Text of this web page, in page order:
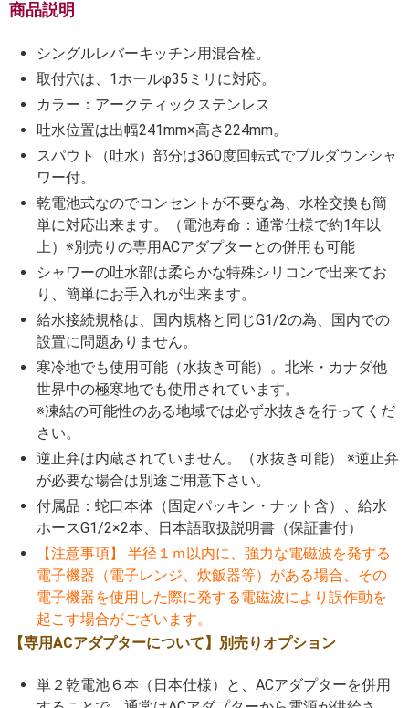
商品説明
シングルレバーキッチン用混合栓。
取付穴は、1ホールφ35ミリに対応。
カラー：アークティックステンレス
吐水位置は出幅241mm×高さ224mm。
スパウト（吐水）部分は360度回転式でプルダウンシャ
ワー付。
乾電池式なのでコンセントが不要な為、水栓交換も簡
単に対応出来ます。（電池寿命：通常仕様で約1年以
上）※別売りの専用ACアダプターとの併用も可能
シャワーの吐水部は柔らかな特殊シリコンで出来てお
り、簡単にお手入れが出来ます。
給水接続規格は、国内規格と同じG1/2の為、国内での
設置に問題ありません。
寒冷地でも使用可能（水抜き可能）。北米・カナダ他
世界中の極寒地でも使用されています。
※凍結の可能性のある地域では必ず水抜きを行ってくだ
さい。
逆止弁は内蔵されていません。（水抜き可能） ※逆止弁
が必要な場合は別途ご用意下さい。
付属品：蛇口本体（固定パッキン・ナット含）、給水
ホースG1/2×2本、日本語取扱説明書（保証書付）
【注意事項】 半径１ｍ以内に、強力な電磁波を発する
電子機器（電子レンジ、炊飯器等）がある場合、その
電子機器を使用した際に発する電磁波により誤作動を
起こす場合がございます。
【専用ACアダプターについて】別売りオプション
単２乾電池６本（日本仕様）と、ACアダプターを併用